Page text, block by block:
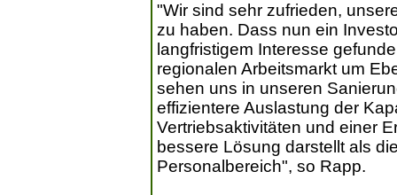
"Wir sind sehr zufrieden,
zu haben. Dass nun ein
langfristigem Interesse
regionalen Arbeitsmarkt um
sehen uns in unseren
effizientere Auslastung der
Vertriebsaktivitäten und einer
bessere Lösung darstellt als
Personalbereich", so Rapp.